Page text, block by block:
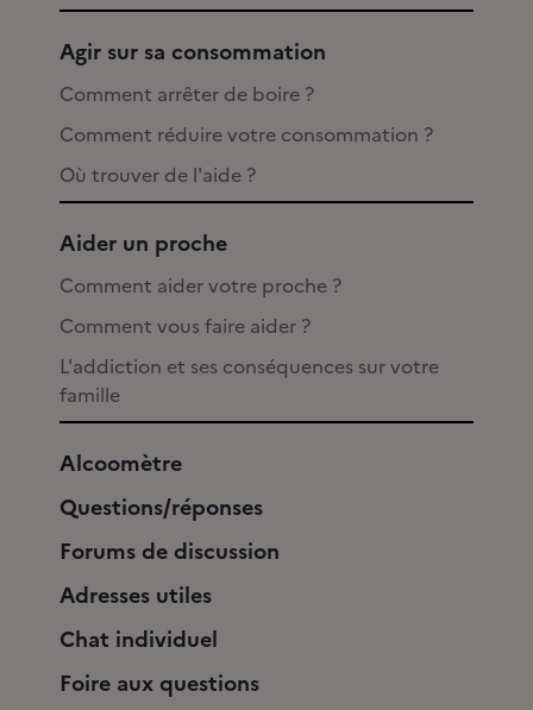
Agir sur sa consommation
Comment arrêter de boire ?
Comment réduire votre consommation ?
Où trouver de l'aide ?
Aider un proche
Comment aider votre proche ?
Comment vous faire aider ?
L'addiction et ses conséquences sur votre
famille
Alcoomètre
Questions/réponses
Forums de discussion
Adresses utiles
Chat individuel
Foire aux questions